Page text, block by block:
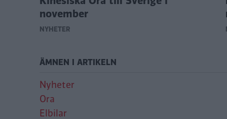
november
NYHETER
ÄMNEN I ARTIKELN
Nyheter
Ora
Elbilar